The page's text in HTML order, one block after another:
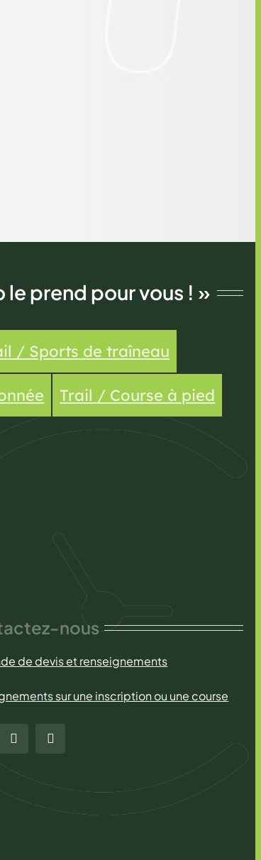
le prend pour vous ! »
/ Sports de traîneau
Trail / Course à pied
nous
de devis et renseignements
sur une inscription ou une course